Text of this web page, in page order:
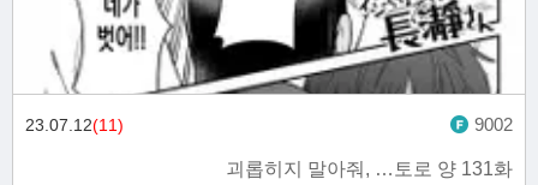
괴롭히지 말아줘, …토로 양 131화
23.07.12(11) 9002